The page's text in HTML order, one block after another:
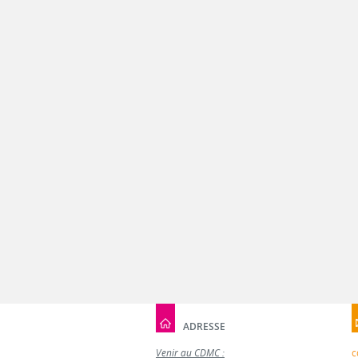
ADRESSE
Venir au CDMC :